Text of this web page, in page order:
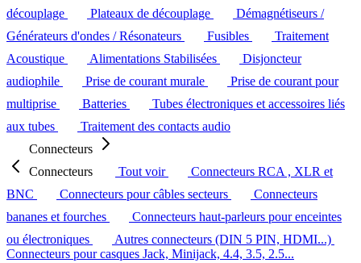
découplage
Plateaux de découplage
Démagnétiseurs /
Générateurs d'ondes / Résonateurs
Fusibles
Traitement
Acoustique
Alimentations Stabilisées
Disjoncteur
audiophile
Prise de courant murale
Prise de courant pour
multiprise
Batteries
Tubes électroniques et accessoires liés
aux tubes
Traitement des contacts audio
Connecteurs
Connecteurs
Tout voir
Connecteurs RCA , XLR et
BNC
Connecteurs pour câbles secteurs
Connecteurs
bananes et fourches
Connecteurs haut-parleurs pour enceintes
ou électroniques
Autres connecteurs (DIN 5 PIN, HDMI...)
Connecteurs pour casques Jack, Minijack, 4.4, 3.5, 2.5...